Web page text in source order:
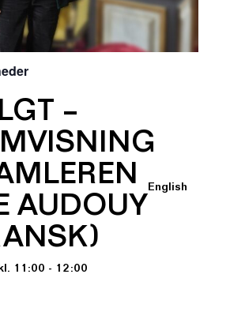
English
–
AUDOUY
11:00 - 12:00